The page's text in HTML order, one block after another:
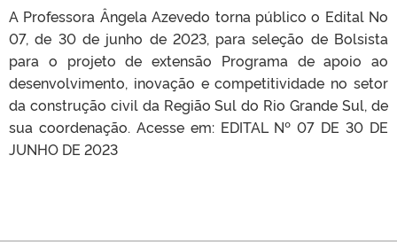
A Professora Ângela Azevedo torna público o Edital No
07, de 30 de junho de 2023, para seleção de Bolsista
para o projeto de extensão Programa de apoio ao
desenvolvimento, inovação e competitividade no setor
da construção civil da Região Sul do Rio Grande Sul, de
sua coordenação. Acesse em: EDITAL Nº 07 DE 30 DE
JUNHO DE 2023